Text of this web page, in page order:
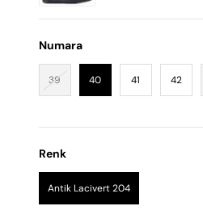
Numara
39 40 41 42
Renk
Antik Lacivert 204